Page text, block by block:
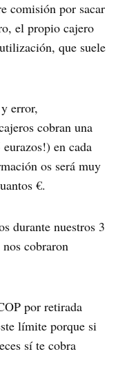
comisión por sacar
el propio cajero
que suele
error,
cobran una
en cada
os será muy
€.
durante nuestros 3
cobraron
por retirada
límite porque si
sí te cobra